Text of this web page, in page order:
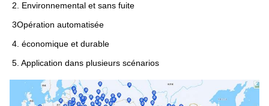
2. Environnemental et sans fuite
3Opération automatisée
4. économique et durable
5. Application dans plusieurs scénarios